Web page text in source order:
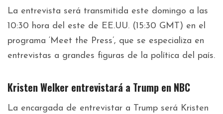
La entrevista será transmitida este domingo a las
10:30 hora del este de EE.UU. (15:30 GMT) en el
programa ‘Meet the Press’, que se especializa en
entrevistas a grandes figuras de la política del país.
Kristen Welker entrevistará a Trump en NBC
La encargada de entrevistar a Trump será Kristen